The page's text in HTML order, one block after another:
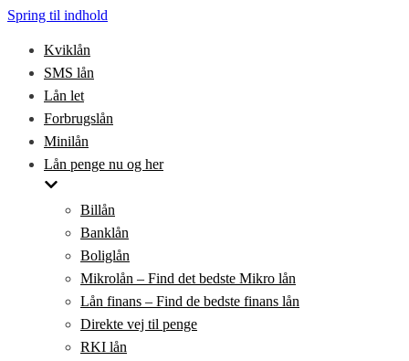
Spring til indhold
Kviklån
SMS lån
Lån let
Forbrugslån
Minilån
Lån penge nu og her
Billån
Banklån
Boliglån
Mikrolån – Find det bedste Mikro lån
Lån finans – Find de bedste finans lån
Direkte vej til penge
RKI lån